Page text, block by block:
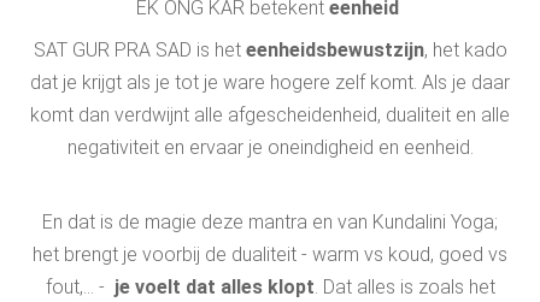
EK ONG KAR betekent eenheid
SAT GUR PRA SAD is het eenheidsbewustzijn, het kado
dat je krijgt als je tot je ware hogere zelf komt. Als je daar
komt dan verdwijnt alle afgescheidenheid, dualiteit en alle
negativiteit en ervaar je oneindigheid en eenheid.
En dat is de magie deze mantra en van Kundalini Yoga;
het brengt je voorbij de dualiteit - warm vs koud, goed vs
fout,... - je voelt dat alles klopt. Dat alles is zoals het